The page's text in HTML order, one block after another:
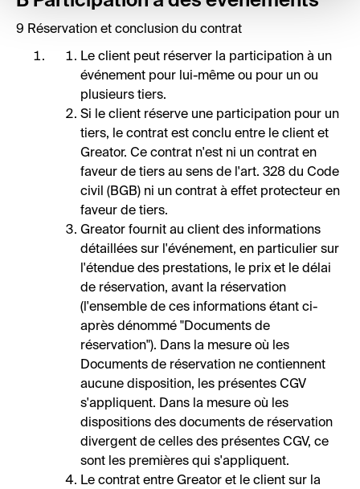
9 Réservation et conclusion du contrat
Le client peut réserver la participation à un
événement pour lui-même ou pour un ou
plusieurs tiers.
Si le client réserve une participation pour un
tiers, le contrat est conclu entre le client et
Greator. Ce contrat n'est ni un contrat en
faveur de tiers au sens de l'art. 328 du Code
civil (BGB) ni un contrat à effet protecteur en
faveur de tiers.
Greator fournit au client des informations
détaillées sur l'événement, en particulier sur
l'étendue des prestations, le prix et le délai
de réservation, avant la réservation
(l'ensemble de ces informations étant ci-
après dénommé "Documents de
réservation"). Dans la mesure où les
Documents de réservation ne contiennent
aucune disposition, les présentes CGV
s'appliquent. Dans la mesure où les
dispositions des documents de réservation
divergent de celles des présentes CGV, ce
sont les premières qui s'appliquent.
Le contrat entre Greator et le client sur la